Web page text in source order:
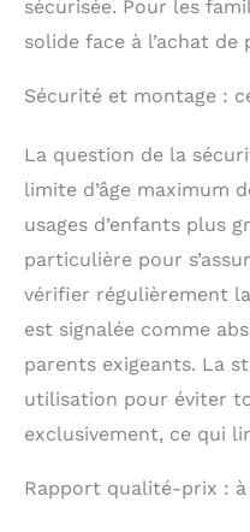
sécurisée. Pour les
solide face à l’achat
Sécurité et montage :
La question de la
limite d’âge maximum
usages d’enfants plus
particulière pour
vérifier régulièrement
est signalée comme
parents exigeants. La
utilisation pour éviter
exclusivement, ce qui
Rapport qualité-prix : à